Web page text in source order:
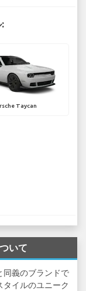
Taycan
いて
同義のブランドで
イルのユニーク